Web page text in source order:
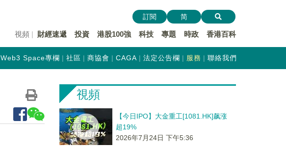
視頻 財經速遞 投資 港股100強 科技 專題 時政 香港百科
訂閱 简
Web3 Space專欄 社區 商協會 CAGA 法定公告欄 服務 聯絡我們
視頻
【今日IPO】大金重工[1081.HK]飙涨
超19%
2026年7月24日 下午5:36